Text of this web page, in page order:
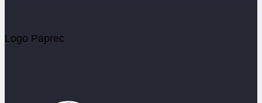
Logo Paprec